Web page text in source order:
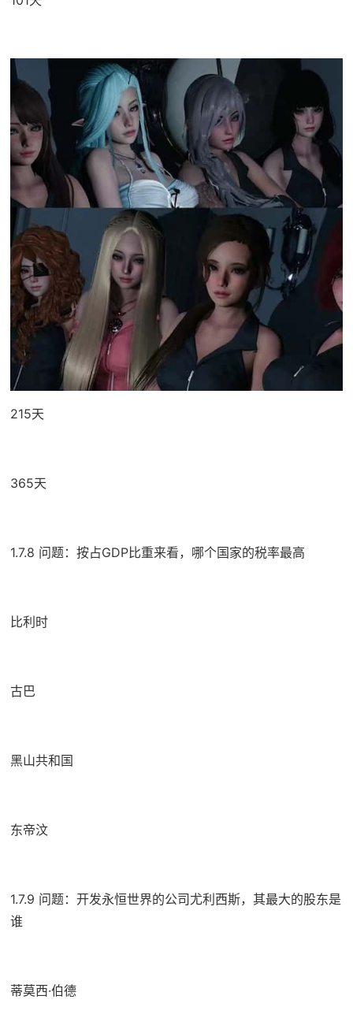
215天
365天
1.7.8 问题：按占GDP比重来看，哪个国家的税率最高
比利时
古巴
黑山共和国
东帝汶
1.7.9 问题：开发永恒世界的公司尤利西斯，其最大的股东是
谁
蒂莫西·伯德